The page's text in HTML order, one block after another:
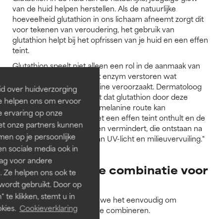
over huidverzorging
helpen ons om ervoor
ervaring op onze
onze partners kunnen
op je persoonlijke
sociale media ook in
voor andere
helpen ons ook te
gebruikt. Door op
te klikken, stemt u in
Cookieverklaring
van de huid helpen herstellen. Als de natuurlijke
hoeveelheid glutathion in ons lichaam afneemt zorgt dit
voor tekenen van veroudering, het gebruik van
glutathion helpt bij het opfrissen van je huid en een effen
teint.
Glutathion speelt niet alleen een rol in de aanmaak van
melanine, het kan ook het enzym verstoren wat
overproductie van melanine veroorzaakt. Dermatoloog
Dr. Corey L. Hartman stelt dat glutathion door deze
eigenschappen "de pheomelanine route kan
beïnvloeden waardoor het een effen teint onthult en de
vorming van vrije radicalen vermindert, die ontstaan na
intensieve blootstelling aan UV-licht en milieuvervuiling."
Wat is de beste combinatie voor
glutathion?
Bij Paula's Choice maken we het eenvoudig om
huidverzorgingformules te combineren.